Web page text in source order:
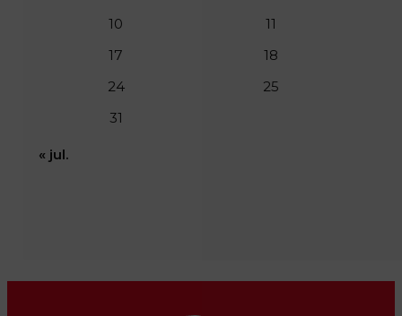
10
11
17
18
24
25
31
« jul.